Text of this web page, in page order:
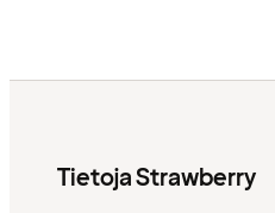
Tietoja Strawberry